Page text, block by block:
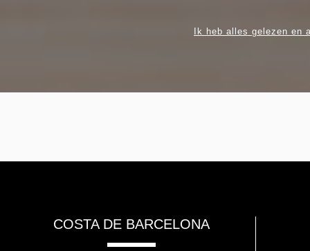
Ik heb alles gelezen en
COSTA DE BARCELONA